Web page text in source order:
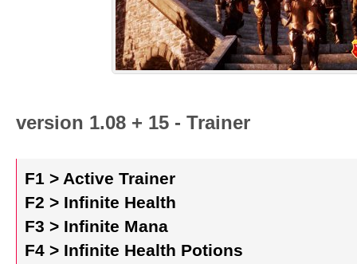
version 1.08 + 15 - Trainer
F1 > Active Trainer
F2 > Infinite Health
F3 > Infinite Mana
F4 > Infinite Health Potions